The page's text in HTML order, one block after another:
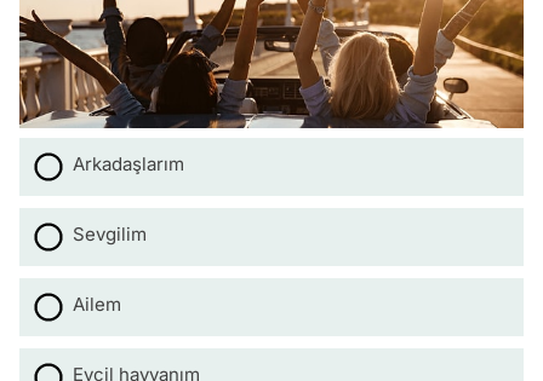
Arkadaşlarım
Sevgilim
Ailem
Evcil hayvanım